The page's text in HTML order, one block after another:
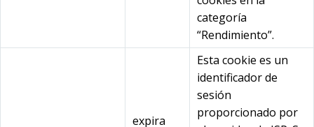
categoría
“Rendimiento”.
expira
Esta cookie es un
identificador de
sesión
proporcionado por